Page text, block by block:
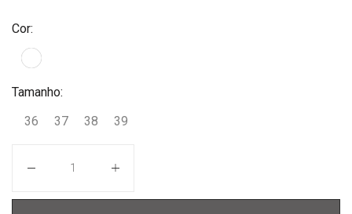
Cor:
Tamanho:
36
37 38 39